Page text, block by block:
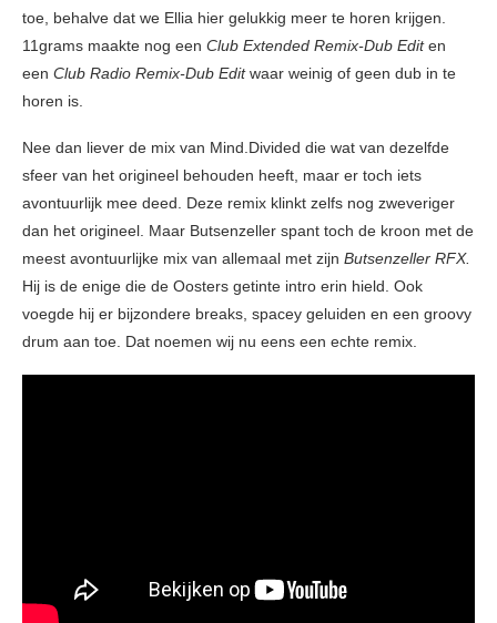
toe, behalve dat we Ellia hier gelukkig meer te horen krijgen.
11grams maakte nog een Club Extended Remix-Dub Editen
een Club Radio Remix-Dub Editwaar weinig of geen dub in te
horen is.
Nee dan liever de mix van Mind.Divided die wat van dezelfde
sfeer van het origineel behouden heeft, maar er toch iets
avontuurlijk mee deed. Deze remix klinkt zelfs nog zweveriger
dan het origineel. Maar Butsenzeller spant toch de kroon met de
meest avontuurlijke mix van allemaal met zijn Butsenzeller RFX.
Hij is de enige die de Oosters getinte intro erin hield. Ook
voegde hij er bijzondere breaks, spacey geluiden en een groovy
drum aan toe. Dat noemen wij nu eens een echte remix.